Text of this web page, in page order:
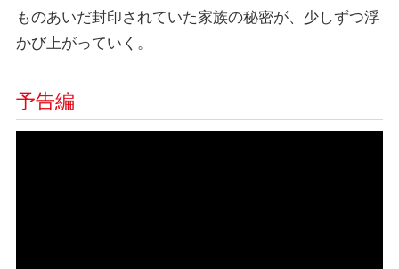
ものあいだ封印されていた家族の秘密が、少しずつ浮
かび上がっていく。
予告編